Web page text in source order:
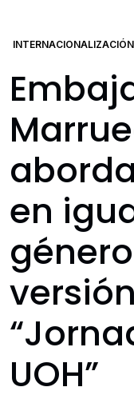
INTERNACIONALIZACIÓN
en
UOH”